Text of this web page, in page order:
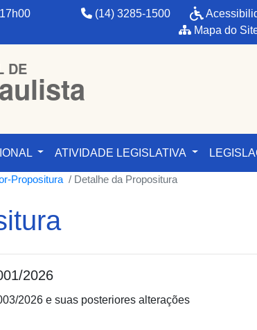
(14) 3285-1500
Mapa do
DE
ATIVIDADE LEGISLATIVA
Propositura Detalhe da Propositura
2026
2026 e suas posteriores alterações